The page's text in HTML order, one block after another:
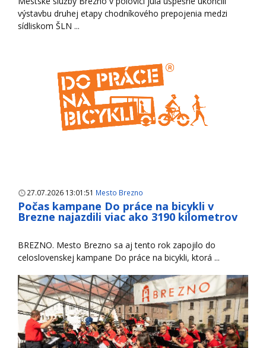
výstavbu druhej etapy chodníkového prepojenia medzi
sídliskom ŠLN ...
27.07.2026 13:01:51 Mesto Brezno
Počas kampane Do práce na bicykli v
Brezne najazdili viac ako 3190 kilometrov
BREZNO. Mesto Brezno sa aj tento rok zapojilo do
celoslovenskej kampane Do práce na bicykli, ktorá ...